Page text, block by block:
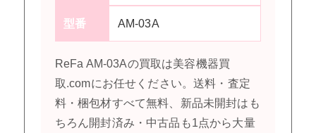
型番 AM-03A
ReFa AM-03Aの買取は美容機器買
取.comにお任せください。送料・査定
料・梱包材すべて無料、新品未開封はも
ちろん開封済み・中古品も1点から大量